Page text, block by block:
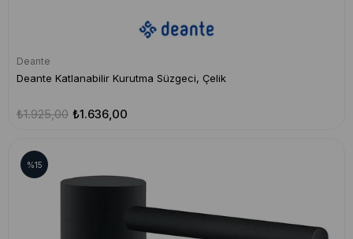
Deante
Deante Katlanabilir Kurutma Süzgeci, Çelik
₺1.636,00
₺1.925,00
%15